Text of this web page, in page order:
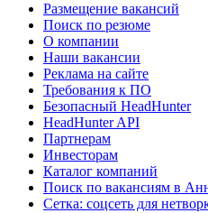
Размещение вакансий
Поиск по резюме
О компании
Наши вакансии
Реклама на сайте
Требования к ПО
Безопасный HeadHunter
HeadHunter API
Партнерам
Инвесторам
Каталог компаний
Поиск по вакансиям в
Сетка: соцсеть для